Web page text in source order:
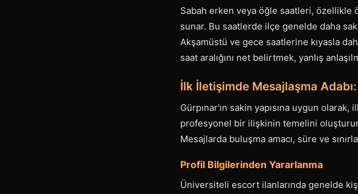
Sabah erken veya öğle saatleri, özellikle
sunar. Bu saatlerde ilçe genelde daha
Akşamüstü ve gece saatlerine kıyasla
saat aralığını net belirtmek, yanlış
İlk İletişimde Mesajlaşma
Gürpınar'ın sakin yapısına uygun
profesyonel bir ilişkinin temelini
Mesajlarda buluşma amacı, süre ve
Profil Bilgilerinden Yararlanma
Üniversiteli escort ilanlarında genelde